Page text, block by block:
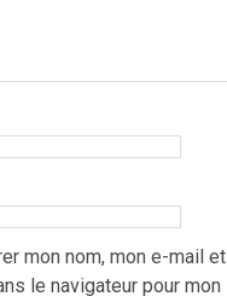
mon nom, mon e-mail et
le navigateur pour mon